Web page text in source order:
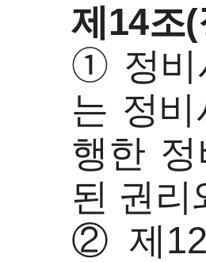
제14조
➀ 정비
는 정
행한
된 권리
② 제12